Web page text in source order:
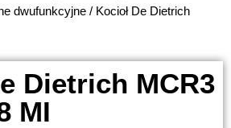
dwufunkcyjne / Kocioł De Dietrich
Dietrich MCR3
MI